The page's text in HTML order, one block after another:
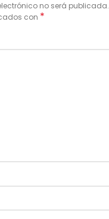
no será publicada.
con *